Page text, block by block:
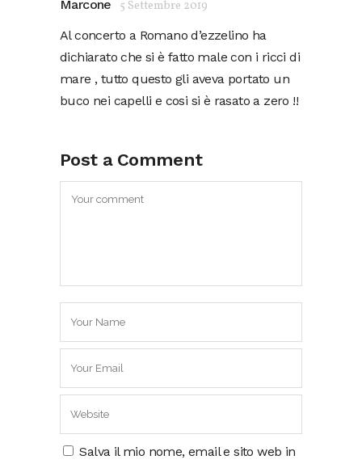
Marcone
5 Settembre 2019
Al concerto a Romano d’ezzelino ha
dichiarato che si è fatto male con i ricci di
mare , tutto questo gli aveva portato un
buco nei capelli e cosi si è rasato a zero !!
Post a Comment
Salva il mio nome, email e sito web in